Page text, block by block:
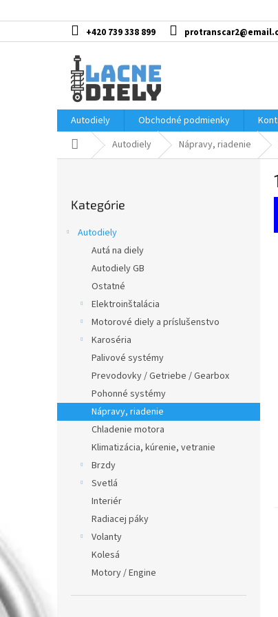
na
+420 739 338 899
Autodiely Obchodné podmienky
DomovAutodiely Nápravy, riadenie
kategórie
Kategórie
Autodiely
Autá na diely
Autodiely GB
Ostatné
Elektroinštalácia
Motorové diely a príslušenstvo
Karoséria
Palivové systémy
Prevodovky / Getriebe / Gearbox
Pohonné systémy
Nápravy, riadenie
Chladenie motora
Klimatizácia, kúrenie, vetranie
Brzdy
Svetlá
Interiér
Radiacej páky
Volanty
Kolesá
Motory / Engine